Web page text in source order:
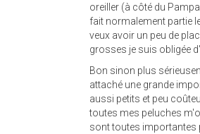
oreiller (à côté du
fait normalement partie
veux avoir un peu de
grosses je suis obligée
Bon sinon plus
attaché une grande
aussi petits et peu
toutes mes peluches
sont toutes importantes